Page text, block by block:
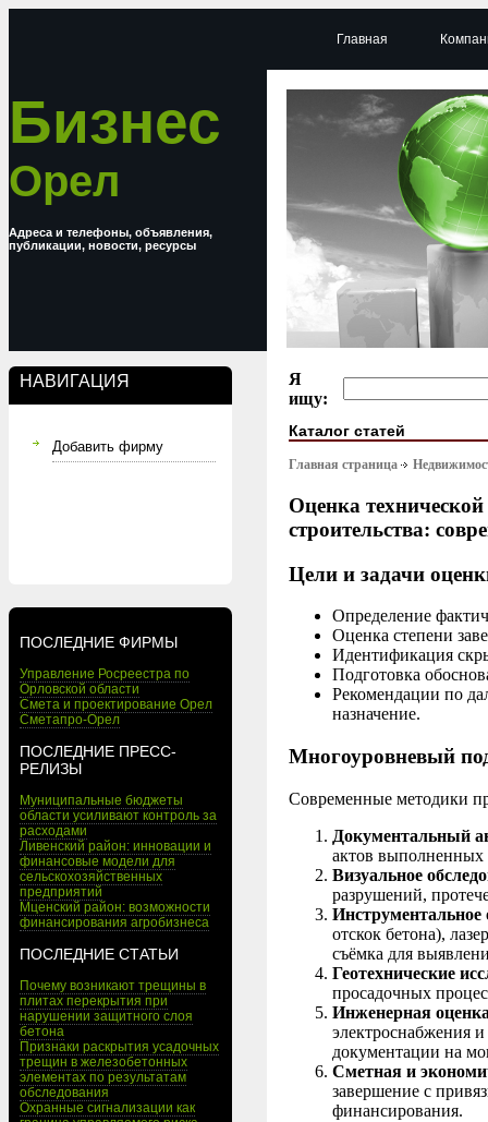
Бизнес
Орел
Адреса и телефоны, объявления,
публикации, новости, ресурсы
НАВИГАЦИЯ
Добавить фирму
ПОСЛЕДНИЕ ФИРМЫ
Управление Росреестра по
Орловской области
Смета и проектирование Орел
Сметапро-Орел
ПОСЛЕДНИЕ ПРЕСС-
РЕЛИЗЫ
Муниципальные бюджеты
области усиливают контроль за
расходами
Ливенский район: инновации и
финансовые модели для
сельскохозяйственных
предприятий
Мценский район: возможности
финансирования агробизнеса
ПОСЛЕДНИЕ СТАТЬИ
Почему возникают трещины в
плитах перекрытия при
нарушении защитного слоя
бетона
Признаки раскрытия усадочных
трещин в железобетонных
элементах по результатам
обследования
Охранные сигнализации как
Главная
Я
ищу:
Каталог статей
Главная страница
Оценка
строительства:
Цели и задачи
Определение
Оценка степени
Идентификация
Подготовка
Рекомендации по
назначение.
Многоуровневый
Современные методики
Документальный
актов выполненных
Визуальное
разрушений,
Инструментальное
отскок бетона),
съёмка для
Геотехнические
просадочных
Инженерная
электроснабжения
документации на
Сметная и
завершение с
финансирования.